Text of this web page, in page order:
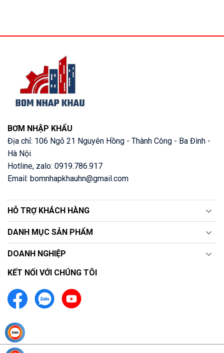
BƠM NHẬP KHẨU
Địa chỉ: 106 Ngõ 21 Nguyên Hồng - Thành Công - Ba Đình -
Hà Nội
Hotline, zalo: 0919.786.917
Email: bomnhapkhauhn@gmail.com
HỖ TRỢ KHÁCH HÀNG
DANH MỤC SẢN PHẨM
DOANH NGHIỆP
KẾT NỐI VỚI CHÚNG TÔI